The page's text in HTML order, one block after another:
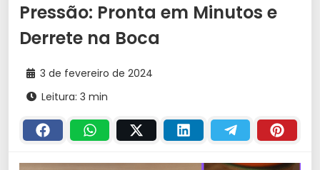
Pressão: Pronta em Minutos e
Derrete na Boca
3 de fevereiro de 2024
Leitura: 3 min